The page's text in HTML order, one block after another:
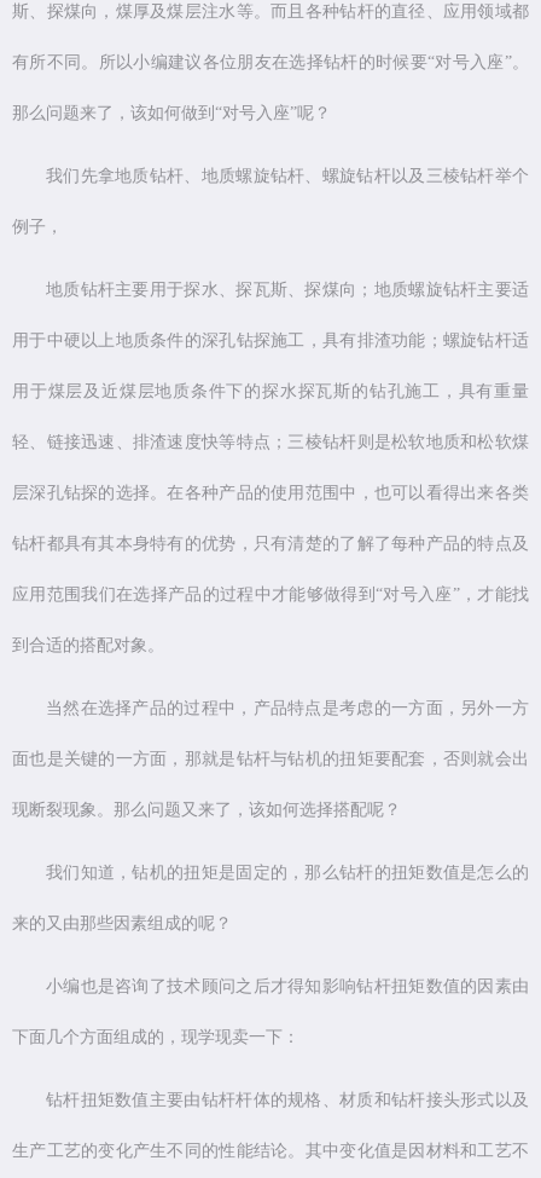
斯、探煤向，煤厚及煤层注水等。而且各种钻杆的直径、应用领域都
有所不同。所以小编建议各位朋友在选择钻杆的时候要“对号入座”。
那么问题来了，该如何做到“对号入座”呢？
我们先拿地质钻杆、地质螺旋钻杆、螺旋钻杆以及三棱钻杆举个
例子，
地质钻杆主要用于探水、探瓦斯、探煤向；地质螺旋钻杆主要适
用于中硬以上地质条件的深孔钻探施工，具有排渣功能；螺旋钻杆适
用于煤层及近煤层地质条件下的探水探瓦斯的钻孔施工，具有重量
轻、链接迅速、排渣速度快等特点；三棱钻杆则是松软地质和松软煤
层深孔钻探的选择。在各种产品的使用范围中，也可以看得出来各类
钻杆都具有其本身特有的优势，只有清楚的了解了每种产品的特点及
应用范围我们在选择产品的过程中才能够做得到“对号入座”，才能找
到合适的搭配对象。
当然在选择产品的过程中，产品特点是考虑的一方面，另外一方
面也是关键的一方面，那就是钻杆与钻机的扭矩要配套，否则就会出
现断裂现象。那么问题又来了，该如何选择搭配呢？
我们知道，钻机的扭矩是固定的，那么钻杆的扭矩数值是怎么的
来的又由那些因素组成的呢？
小编也是咨询了技术顾问之后才得知影响钻杆扭矩数值的因素由
下面几个方面组成的，现学现卖一下：
钻杆扭矩数值主要由钻杆杆体的规格、材质和钻杆接头形式以及
生产工艺的变化产生不同的性能结论。其中变化值是因材料和工艺不